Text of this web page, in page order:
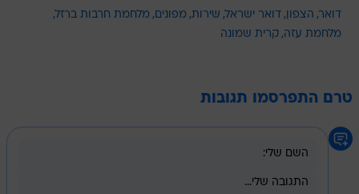
דואר הצפון דואר ישראל שירות מפונים
מלחמת חרבות ברזל
מלחמת עזה קרית שמונה
טרם התפרסמו תגובות